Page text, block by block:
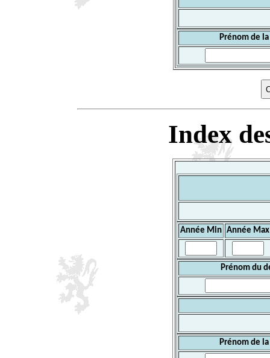
Prénom de
Index
Année Min Année Max
Prénom du
Prénom de